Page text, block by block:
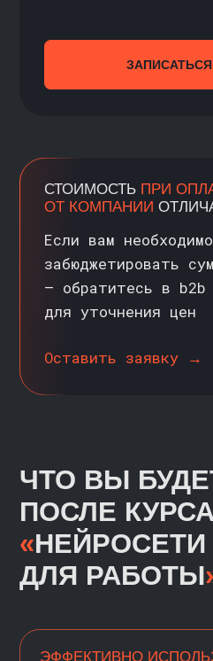
Образовательные услуги оказываются ООО «Карпов
77/00179689 от 11 апреля 2022 г.